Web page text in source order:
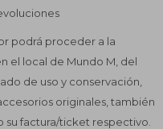
podrá proceder a la
el local de Mundo M, del
de uso y conservación,
originales, también
factura/ticket respectivo.